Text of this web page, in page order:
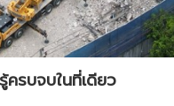
รบจบในที่เดียว